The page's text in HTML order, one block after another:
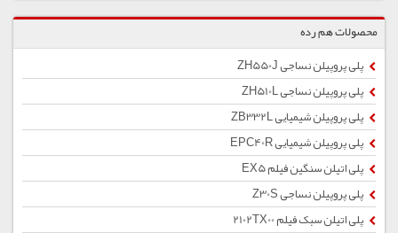
محصولات هم رده
پلی پروپیلن نساجی ZH550J
پلی پروپیلن نساجی ZH510L
پلی پروپیلن شیمیایی ZB332L
پلی پروپیلن شیمیایی EPC40R
پلی اتیلن سنگین فیلم EX5
پلی پروپیلن نساجی Z30S
پلی اتیلن سبک فیلم 2102TX00